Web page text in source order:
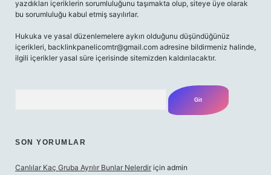
yazdıkları içeriklerin sorumluluğunu taşımakta olup, siteye üye olarak
bu sorumluluğu kabul etmiş sayılırlar.
Hukuka ve yasal düzenlemelere aykırı olduğunu düşündüğünüz
içerikleri, backlinkpanelicomtr@gmail.com adresine bildirmeniz halinde,
ilgili içerikler yasal süre içerisinde sitemizden kaldırılacaktır.
SON YORUMLAR
Canlılar Kaç Gruba Ayrılır Bunlar Nelerdir için admin